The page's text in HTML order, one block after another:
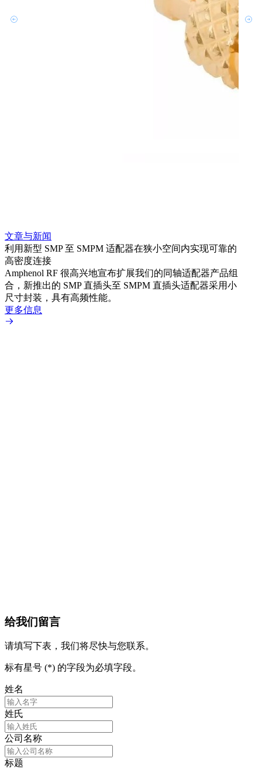
文章与新闻
利用新型 SMP 至 SMPM 适配器在狭小空间内实现可靠的
高密度连接
Amphenol RF 很高兴地宣布扩展我们的同轴适配器产品组
合，新推出的 SMP 直插头至 SMPM 直插头适配器采用小
尺寸封装，具有高频性能。
更多信息
给我们留言
请填写下表，我们将尽快与您联系。
标有星号 (*) 的字段为必填字段。
姓名
姓氏
公司名称
标题